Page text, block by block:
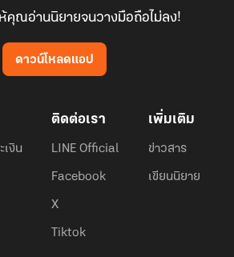
คุณอ่านนิยายจนวางมือถือไม่ลง!
ดาวน์โหลดแอป
เงิน
ติดต่อเรา
LINE Official
Facebook
X
Tiktok
เพิ่มเติม
ข่าวสาร
เขียนนิยาย